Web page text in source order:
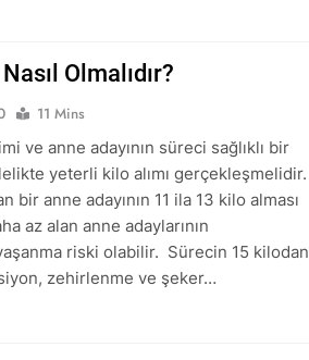
Olmalıdır?
11 Mins
ve anne adayının süreci sağlıklı bir
yeterli kilo alımı gerçekleşmelidir.
anne adayının 11 ila 13 kilo alması
az alan anne adaylarının
riski olabilir. Sürecin 15 kilodan
zehirlenme ve şeker…